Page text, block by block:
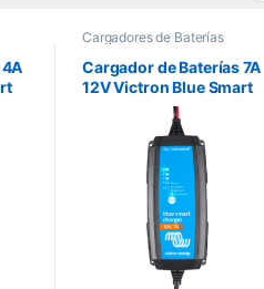
Cargadores de Baterías
Cargador de Baterías 7A
12V Victron Blue Smart